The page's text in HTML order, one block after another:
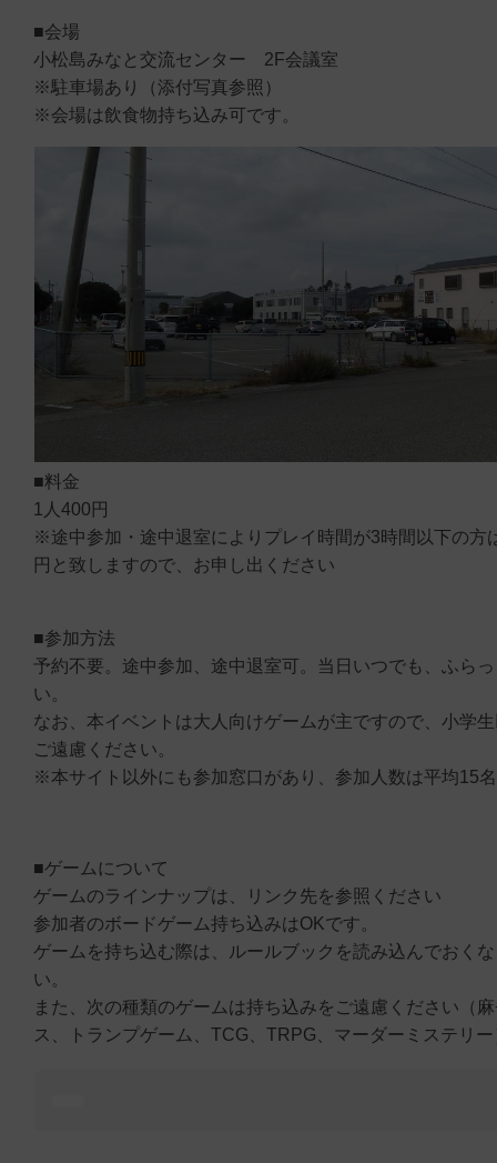
■会場
小松島みなと交流センター 2F会議室
※駐車場あり（添付写真参照）
※会場は飲食物持ち込み可です。
■料金
1人400円
※途中参加・途中退室によりプレイ時間が3時間以下の方
円と致しますので、お申し出ください
■参加方法
予約不要。途中参加、途中退室可。当日いつでも、ふら
い。
なお、本イベントは大人向けゲームが主ですので、小学
ご遠慮ください。
※本サイト以外にも参加窓口があり、参加人数は平均15
■ゲームについて
ゲームのラインナップは、リンク先を参照ください
参加者のボードゲーム持ち込みはOKです。
ゲームを持ち込む際は、ルールブックを読み込んでおく
い。
また、次の種類のゲームは持ち込みをご遠慮ください（
ス、トランプゲーム、TCG、TRPG、マーダーミステリ